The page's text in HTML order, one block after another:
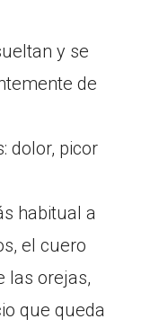
y se
de
dolor, picor
habitual a
el cuero
las orejas,
que queda